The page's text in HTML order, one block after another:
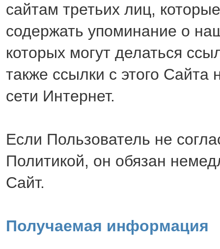
сайтам третьих лиц,
содержать упоминание о
которых могут делаться
также ссылки с этого Сайта
сети Интернет.
Если Пользователь не
Политикой, он обязан
Сайт.
Получаемая информация